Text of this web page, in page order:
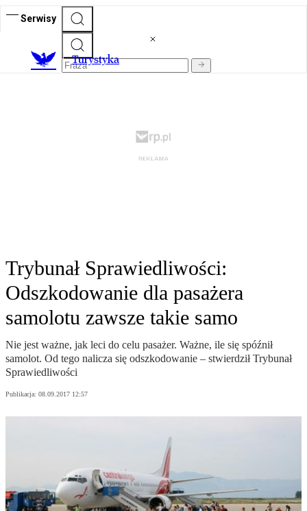
Serwisy
Turystyka
Trybunał Sprawiedliwości:
Odszkodowanie dla pasażera
samolotu zawsze takie samo
Nie jest ważne, jak leci do celu pasażer. Ważne, ile się spóźnił
samolot. Od tego nalicza się odszkodowanie – stwierdził Trybunał
Sprawiedliwości
Publikacja: 08.09.2017 12:57